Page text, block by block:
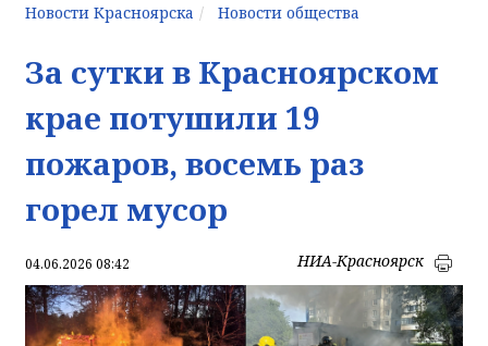
Новости Красноярска Новости общества
За сутки в Красноярском
крае потушили 19
пожаров, восемь раз
горел мусор
04.06.2026 08:42 НИА-Красноярск